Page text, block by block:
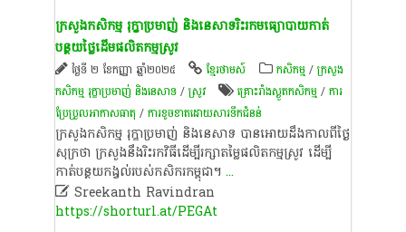
ក្រសួងកសិកម្ម រុក្ខាប្រមាញ់ និងនេសាទរិះរកមធ្យោបាយកាត់
បន្ថយថ្លៃដើមផលិតកម្មស្រូវ
ថ្ងៃទី ២ ខែកញ្ញា ឆ្នាំ២០២៥ ខ្មែរថាមស៍ កសិកម្ម/ក្រសួង
កសិកម្ម រុក្ខាប្រមាញ់ និងនេសាទ/​ស្រូវ​ គ្រោះរាំងស្ងួតកសិកម្ម/ការ
ប្រែប្រួលអាកាសធាតុ/ការខូច​ខាត​ដោយសារ​ទឹក​ជំនន់​
ក្រសួងកសិកម្ម រុក្ខាប្រមាញ់ និងនេសាទ បានអោយដឹងកាលពីថ្ងៃ
សុក្រថា ក្រសួងនឹងរិះរកវិធីដើម្បីរក្សាតម្លៃផលិតកម្មស្រូវ ដើម្បី
កាត់បន្ថយកង្វល់របស់កសិករកម្ពុជា។ ...
Sreekanth Ravindran
https://shorturl.at/PEGAt